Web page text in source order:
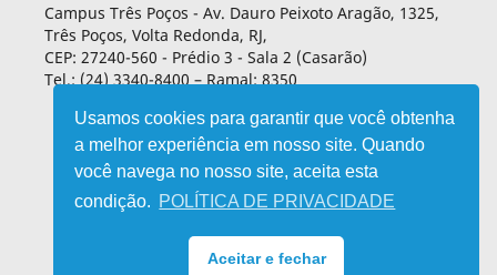
Usamos cookies para garantir que você obtenha
a melhor experiência em nosso site. Quando
você navega no nosso site, aceita esta
condição. POLÍTICA DE PRIVACIDADE
Aceitar e fechar
Campus Três Poços - Av. Dauro Peixoto Aragão, 1325,
Três Poços, Volta Redonda, RJ,
CEP: 27240-560 - Prédio 3 - Sala 2 (Casarão)
Tel.: (24) 3340-8400 – Ramal: 8350